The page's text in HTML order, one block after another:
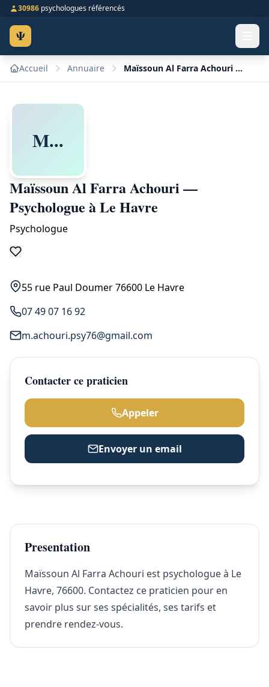
30986 psychologues référencés
Ψ
Accueil Annuaire Maïssoun Al Farra Achouri — Psychologue à Le Havre
M...
Maïssoun Al Farra Achouri —
Psychologue à Le Havre
Psychologue
55 rue Paul Doumer 76600 Le Havre
07 49 07 16 92
m.achouri.psy76@gmail.com
Contacter ce praticien
Appeler
Envoyer un email
Presentation
Maïssoun Al Farra Achouri est psychologue à Le
Havre, 76600. Contactez ce praticien pour en
savoir plus sur ses spécialités, ses tarifs et
prendre rendez-vous.